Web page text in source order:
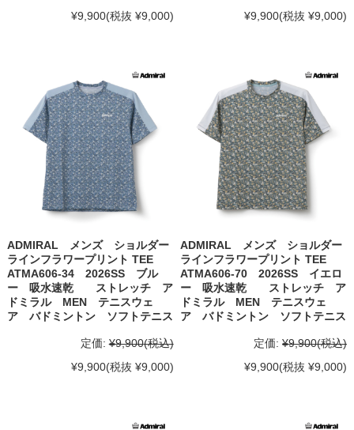
¥9,900(税抜 ¥9,000)
¥9,900(税抜 ¥9,000)
ADMIRAL メンズ ショルダー
ラインフラワープリント TEE
ATMA606-34 2026SS ブル
ー 吸水速乾 ストレッチ ア
ドミラル MEN テニスウェ
ア バドミントン ソフトテニス
定価: ¥9,900(税込)
¥9,900(税抜 ¥9,000)
ADMIRAL メンズ ショルダー
ラインフラワープリント TEE
ATMA606-70 2026SS イエロ
ー 吸水速乾 ストレッチ ア
ドミラル MEN テニスウェ
ア バドミントン ソフトテニス
定価: ¥9,900(税込)
¥9,900(税抜 ¥9,000)